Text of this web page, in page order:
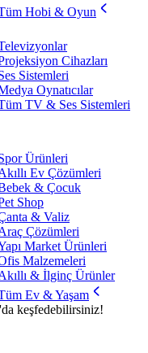
Hobi & Oyun
Cihazları
Sistemleri
Oynatıcılar
TV & Ses Sistemleri
Ürünleri
Ev Çözümleri
& Çocuk
Shop
& Valiz
Çözümleri
Market Ürünleri
Malzemeleri
& İlginç Ürünler
Ev & Yaşam
keşfedebilirsiniz!